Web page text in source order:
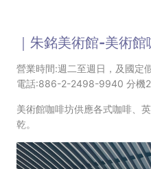
｜朱銘美術館-美術館
營業時間:週二至週日，及國定
電話:886-2-2498-9940 分機
美術館咖啡坊供應各式咖啡、
乾。